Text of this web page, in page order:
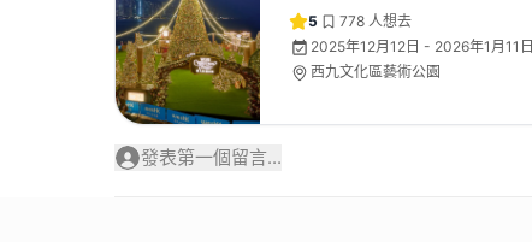
5 778 人想去
2025年12月12日 - 2026年1月11日
西九文化區藝術公園
發表第一個留言...